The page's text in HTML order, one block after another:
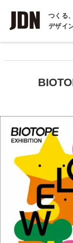
つくる
デザイ
インタビュー